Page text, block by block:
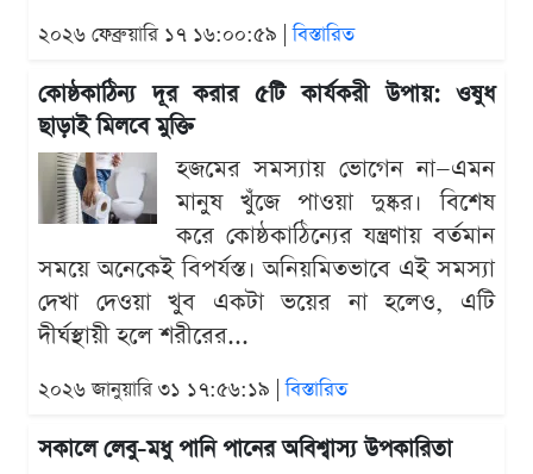
২০২৬ ফেব্রুয়ারি ১৭ ১৬:০০:৫৯ |বিস্তারিত
কোষ্ঠকাঠিন্য দূর করার ৫টি কার্যকরী উপায়: ওষুধ
ছাড়াই মিলবে মুক্তি
হজমের সমস্যায় ভোগেন না—এমন
মানুষ খুঁজে পাওয়া দুষ্কর। বিশেষ
করে কোষ্ঠকাঠিন্যের যন্ত্রণায় বর্তমান
সময়ে অনেকেই বিপর্যস্ত। অনিয়মিতভাবে এই সমস্যা
দেখা দেওয়া খুব একটা ভয়ের না হলেও, এটি
দীর্ঘস্থায়ী হলে শরীরের...
২০২৬ জানুয়ারি ৩১ ১৭:৫৬:১৯ |বিস্তারিত
সকালে লেবু-মধু পানি পানের অবিশ্বাস্য উপকারিতা